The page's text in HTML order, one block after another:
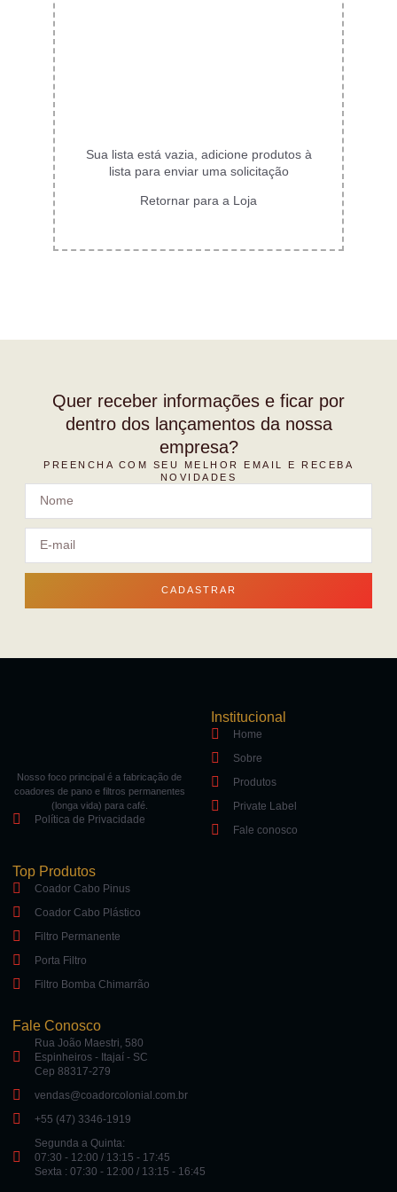
Sua lista está vazia, adicione produtos à
lista para enviar uma solicitação
Retornar para a Loja
Quer receber informações e ficar por
dentro dos lançamentos da nossa
empresa?
PREENCHA COM SEU MELHOR EMAIL E RECEBA
NOVIDADES
CADASTRAR
Nosso foco principal é a fabricação de
coadores de pano e filtros permanentes
(longa vida) para café.
Política de Privacidade
Institucional
Home
Sobre
Produtos
Private Label
Fale conosco
Top Produtos
Coador Cabo Pinus
Coador Cabo Plástico
Filtro Permanente
Porta Filtro
Filtro Bomba Chimarrão
Fale Conosco
Rua João Maestri, 580
Espinheiros - Itajaí - SC
Cep 88317-279
vendas@coadorcolonial.com.br
+55 (47) 3346-1919
Segunda a Quinta:
07:30 - 12:00 / 13:15 - 17:45
Sexta : 07:30 - 12:00 / 13:15 - 16:45